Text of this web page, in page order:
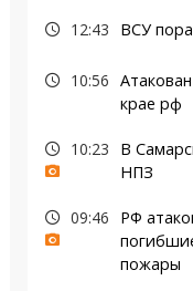
12:43 ВСУ
10:56
крае рф
10:23
В
НПЗ
09:46
РФ
пожары